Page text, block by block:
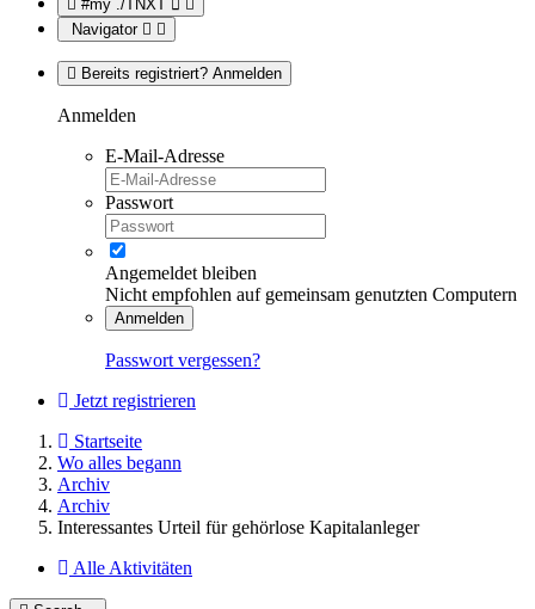
#my ./TNXT
Navigator
Bereits registriert? Anmelden
Anmelden
E-Mail-Adresse
Passwort
Angemeldet bleiben
Nicht empfohlen auf gemeinsam genutzten Computern
Anmelden
Passwort vergessen?
Jetzt registrieren
Startseite
Wo alles begann
Archiv
Archiv
Interessantes Urteil für gehörlose Kapitalanleger
Alle Aktivitäten